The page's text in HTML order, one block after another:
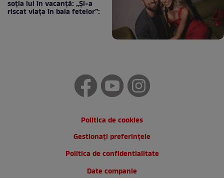
soția lui în vacanță: „Și-a
riscat viața în baia fetelor”:
Politica de cookies
Gestionați preferințele
Politica de confidentialitate
Date companie